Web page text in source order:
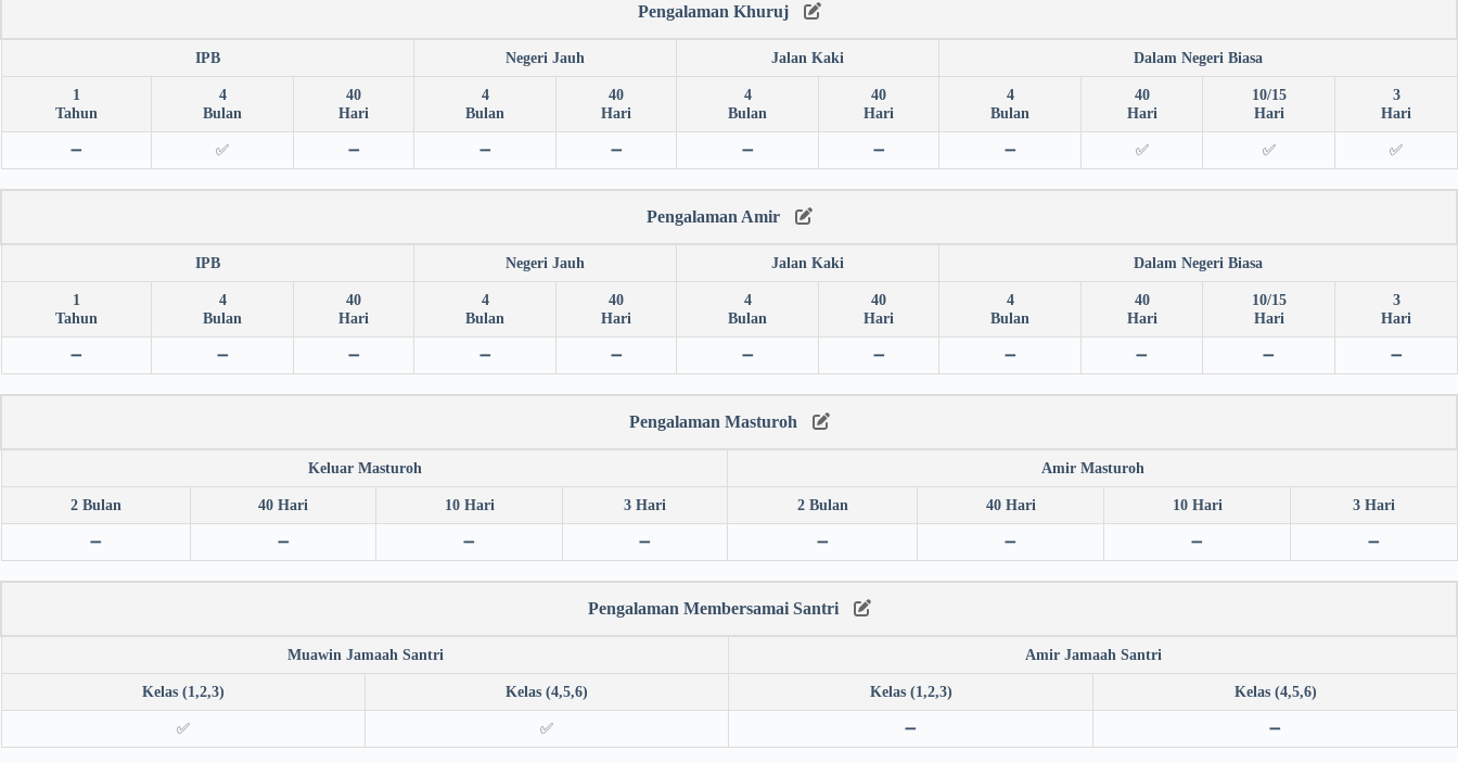
Pengalaman Khuruj
IPB Negeri Jauh Jalan Kaki Dalam Negeri Biasa
1
Tahun
4
Bulan
40
Hari
4
Bulan
40
Hari
4
Bulan
40
Hari
4
Bulan
40
Hari
10/15
Hari
3
Hari
➖ ✅ ➖ ➖ ➖ ➖ ➖ ➖ ✅ ✅ ✅
Pengalaman Amir
IPB Negeri Jauh Jalan Kaki Dalam Negeri Biasa
1
Tahun
4
Bulan
40
Hari
4
Bulan
40
Hari
4
Bulan
40
Hari
4
Bulan
40
Hari
10/15
Hari
3
Hari
➖ ➖ ➖ ➖ ➖ ➖ ➖ ➖ ➖ ➖ ➖
Pengalaman Masturoh
Keluar Masturoh Amir Masturoh
2 Bulan 40 Hari 10 Hari 3 Hari 2 Bulan 40 Hari 10 Hari 3 Hari
➖ ➖ ➖ ➖ ➖ ➖ ➖ ➖
Pengalaman Membersamai Santri
Muawin Jamaah Santri Amir Jamaah Santri
Kelas (1,2,3) Kelas (4,5,6) Kelas (1,2,3) Kelas (4,5,6)
✅ ✅ ➖ ➖